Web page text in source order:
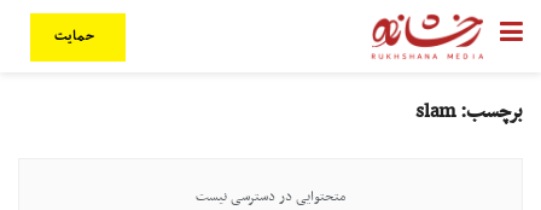
حمایت
برچسب:slam
متحتوایی در دسترسی نیست